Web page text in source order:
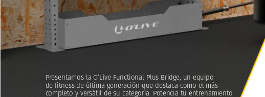
Presentamos la O’Live Functional Plus Bridge, un equipo
de fitness de última generación que destaca como el más
completo y versátil de su categoría. Potencia tu entrenamiento